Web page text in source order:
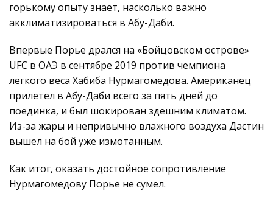
горькому опыту знает, насколько важно
акклиматизироваться в Абу-Даби.
Впервые Порье дрался на «Бойцовском острове»
UFC в ОАЭ в сентябре 2019 против чемпиона
лёгкого веса Хабиба Нурмагомедова. Американец
прилетел в Абу-Даби всего за пять дней до
поединка, и был шокирован здешним климатом.
Из-за жары и непривычно влажного воздуха Дастин
вышел на бой уже измотанным.
Как итог, оказать достойное сопротивление
Нурмагомедову Порье не сумел.